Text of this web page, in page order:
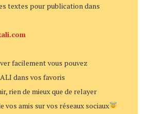
textes pour publication dans
facilement vous pouvez
dans vos favoris
rien de mieux que de relayer
vos amis sur vos réseaux sociaux